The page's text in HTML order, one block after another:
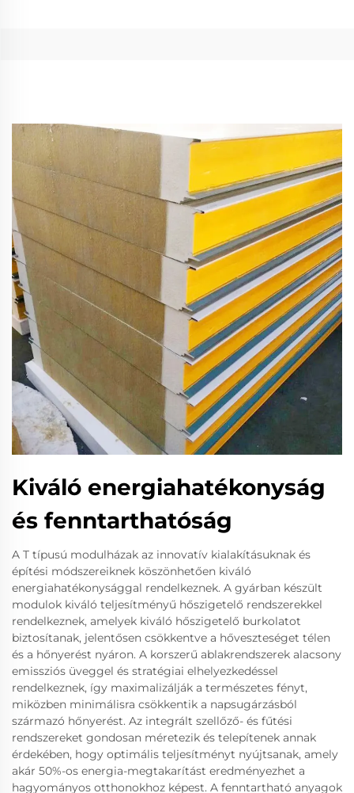
Kiváló energiahatékonyság
és fenntarthatóság
A T típusú modulházak az innovatív kialakításuknak és
építési módszereiknek köszönhetően kiváló
energiahatékonysággal rendelkeznek. A gyárban készült
modulok kiváló teljesítményű hőszigetelő rendszerekkel
rendelkeznek, amelyek kiváló hőszigetelő burkolatot
biztosítanak, jelentősen csökkentve a hőveszteséget télen
és a hőnyerést nyáron. A korszerű ablakrendszerek alacsony
emissziós üveggel és stratégiai elhelyezkedéssel
rendelkeznek, így maximalizálják a természetes fényt,
miközben minimálisra csökkentik a napsugárzásból
származó hőnyerést. Az integrált szellőző- és fűtési
rendszereket gondosan méretezik és telepítenek annak
érdekében, hogy optimális teljesítményt nyújtsanak, amely
akár 50%-os energia-megtakarítást eredményezhet a
hagyományos otthonokhoz képest. A fenntartható anyagok